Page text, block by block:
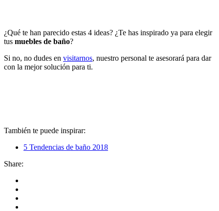
¿Qué te han parecido estas 4 ideas? ¿Te has inspirado ya para elegir
tus muebles de baño?
Si no, no dudes en visitarnos, nuestro personal te asesorará para dar
con la mejor solución para ti.
También te puede inspirar:
5 Tendencias de baño 2018
Share: